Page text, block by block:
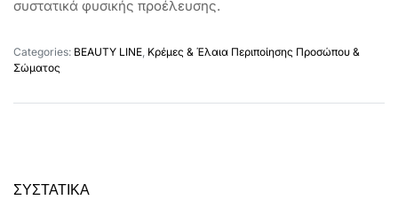
συστατικά φυσικής προέλευσης.
Categories: BEAUTY LINE Κρέμες & Έλαια Περιποίησης Προσώπου &
Σώματος
ΣΥΣΤΑΤΙΚΑ